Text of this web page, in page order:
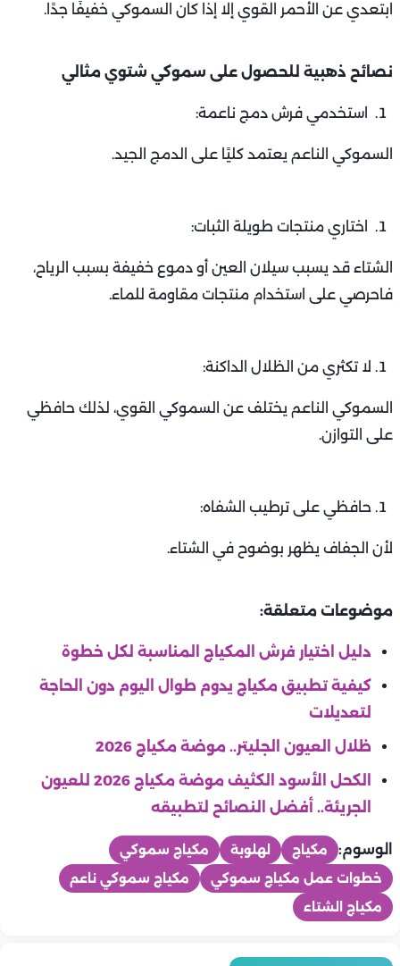
ابتعدي عن الأحمر القوي إلا إذا كان السموكي خفيفًا جدًا.
نصائح ذهبية للحصول على سموكي شتوي مثالي
استخدمي فرش دمج ناعمة:
السموكي الناعم يعتمد كليًا على الدمج الجيد.
اختاري منتجات طويلة الثبات:
الشتاء قد يسبب سيلان العين أو دموع خفيفة بسبب الرياح،
فاحرصي على استخدام منتجات مقاومة للماء.
لا تكثري من الظلال الداكنة:
السموكي الناعم يختلف عن السموكي القوي، لذلك حافظي
على التوازن.
حافظي على ترطيب الشفاه:
لأن الجفاف يظهر بوضوح في الشتاء.
موضوعات متعلقة:
دليل اختيار فرش المكياج المناسبة لكل خطوة
كيفية تطبيق مكياج يدوم طوال اليوم دون الحاجة
لتعديلات
ظلال العيون الجليتر.. موضة مكياج 2026
الكحل الأسود الكثيف موضة مكياج 2026 للعيون
الجريئة.. أفضل النصائح لتطبيقه
الوسوم: مكياج لهلوبة
مكياج سموكي
خطوات عمل مكياج سموكي
مكياج سموكي ناعم
مكياج الشتاء